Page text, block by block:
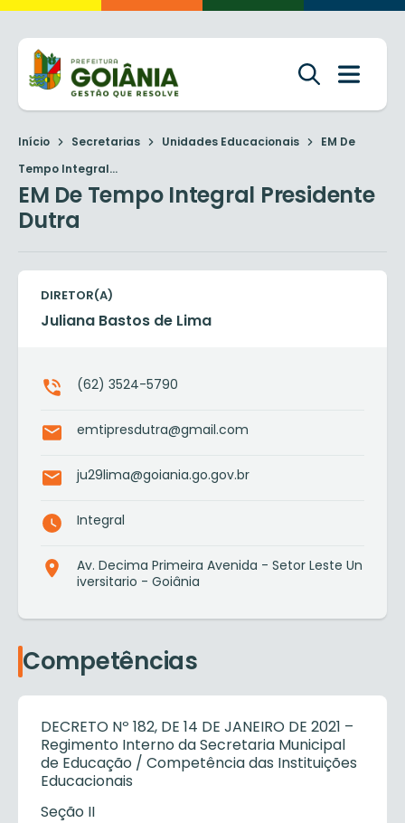
Início Secretarias Unidades Educacionais
EM De
Tempo Integral...
EM De Tempo Integral Presidente
Dutra
DIRETOR(A)
Juliana Bastos de Lima
(62) 3524-5790
emtipresdutra@gmail.com
ju29lima@goiania.go.gov.br
Integral
Av. Decima Primeira Avenida - Setor Leste Un
iversitario - Goiânia
Competências
DECRETO Nº 182, DE 14 DE JANEIRO DE 2021 –
Regimento Interno da Secretaria Municipal
de Educação / Competência das Instituições
Educacionais
Seção II